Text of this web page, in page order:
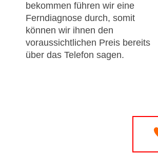
bekommen führen wir eine
Ferndiagnose durch, somit
können wir ihnen den
voraussichtlichen Preis bereits
über das Telefon sagen.